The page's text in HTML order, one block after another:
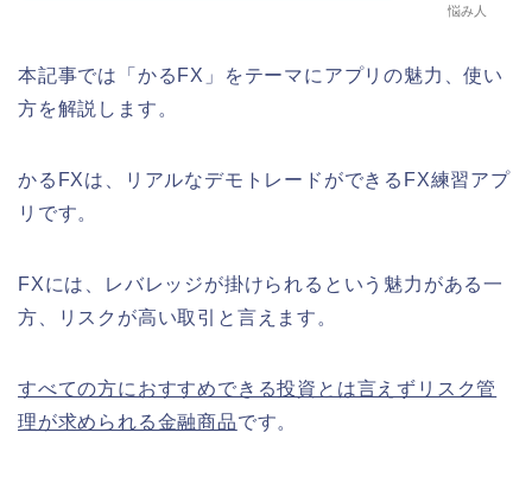
悩み人
本記事では「かるFX」をテーマにアプリの魅力、使い
方を解説します。
かるFXは、リアルなデモトレードができるFX練習アプ
リです。
FXには、レバレッジが掛けられるという魅力がある一
方、リスクが高い取引と言えます。
すべての方におすすめできる投資とは言えずリスク管
理が求められる金融商品です。